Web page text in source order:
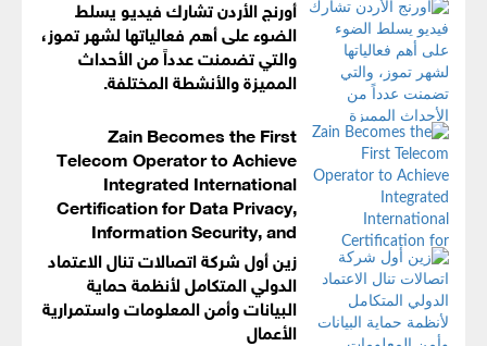
أورنج الأردن تشارك فيديو يسلط
الضوء على أهم فعالياتها لشهر تموز،
والتي تضمنت عدداً من الأحداث
المميزة والأنشطة المختلفة.
Zain Becomes the First
Telecom Operator to Achieve
Integrated International
Certification for Data Privacy,
Information Security, and
Business Continuity Management Systems
زين أول شركة اتصالات تنال الاعتماد
الدولي المتكامل لأنظمة حماية
البيانات وأمن المعلومات واستمرارية
الأعمال